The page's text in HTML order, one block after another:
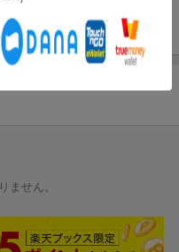
ィズニー・ハッピー・デ
のままで〜【ピアノ伴奏CD
版です。「ジッパ・ディ・
ません。